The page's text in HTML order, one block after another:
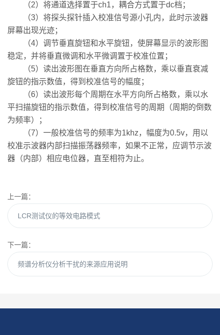
（2）将通道选择置于ch1，耦合方式置于dc档；
（3）将探头探针插入校准信号源小孔内，此时示波器
屏幕出现光迹；
（4）调节垂直旋钮和水平旋钮，使屏幕显示的波形图
稳定，并将垂直微调和水平微调置于校准位置；
（5）读出波形图在垂直方向所占格数，乘以垂直衰减
旋钮的指示数值，得到校准信号的幅度；
（6）读出波形每个周期在水平方向所占格数，乘以水
平扫描旋钮的指示数值，得到校准信号的周期（周期的倒数
为频率）；
（7）一般校准信号的频率为1khz，幅度为0.5v，用以
校准示波器内部扫描振荡器频率，如果不正常，应调节示波
器（内部）相应电位器，直至相符为止。
上一篇：
LCR测试仪的等效电路模式
下一篇：
频谱分析仪分析干扰的来源应用说明